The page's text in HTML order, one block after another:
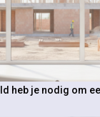
heb je nodig om